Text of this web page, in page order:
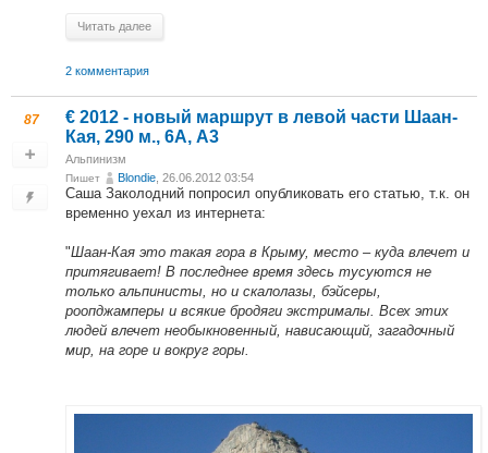
Читать далее
2 комментария
87
€ 2012 - новый маршрут в левой части Шаан-
Кая, 290 м., 6А, А3
Альпинизм
Пишет Blondie, 26.06.2012 03:54
Саша Заколодний попросил опубликовать его статью, т.к. он
временно уехал из интернета:
"Шаан-Кая это такая гора в Крыму, место – куда влечет и
притягивает! В последнее время здесь тусуются не
только альпинисты, но и скалолазы, бэйсеры,
роопджамперы и всякие бродяги экстрималы. Всех этих
людей влечет необыкновенный, нависающий, загадочный
мир, на горе и вокруг горы.